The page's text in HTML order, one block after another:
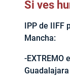
Si ves
IPP de
Mancha:
-EXTREMO